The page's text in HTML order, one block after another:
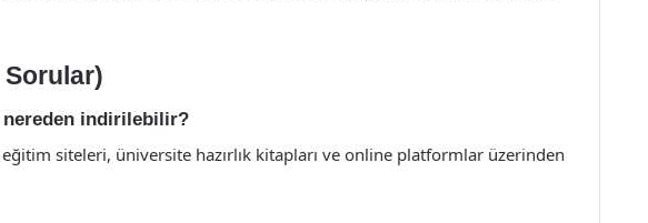
Sorular)
nereden indirilebilir?
siteleri, üniversite hazırlık kitapları ve online platformlar üzerinden